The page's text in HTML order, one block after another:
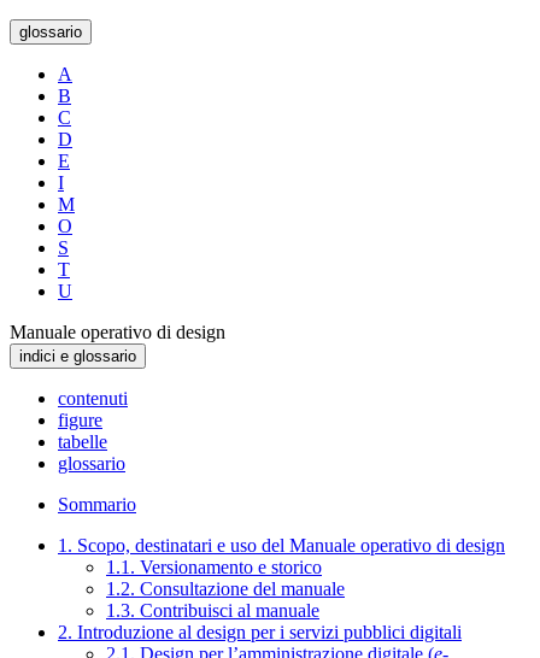
glossario
A
B
C
D
E
I
M
O
S
T
U
Manuale operativo di design
indici e glossario
contenuti
figure
tabelle
glossario
Sommario
1. Scopo, destinatari e uso del Manuale operativo di design
1.1. Versionamento e storico
1.2. Consultazione del manuale
1.3. Contribuisci al manuale
2. Introduzione al design per i servizi pubblici digitali
2.1. Design per l’amministrazione digitale (e-